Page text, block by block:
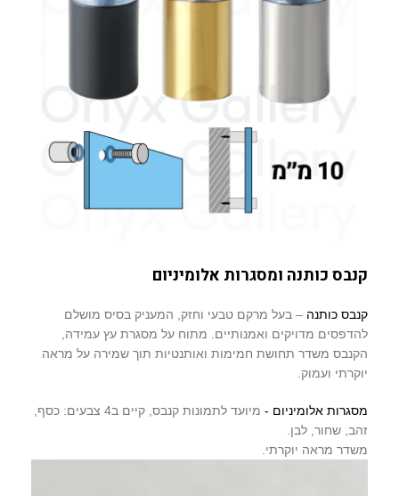
קנבס כותנה ומסגרות אלומיניום
קנבס כותנה – בעל מרקם טבעי וחזק, המעניק בסיס מושלם
להדפסים מדויקים ואמנותיים. מתוח על מסגרת עץ עמידה,
הקנבס משדר תחושת חמימות ואותנטיות תוך שמירה על מראה
יוקרתי ועמוק.
מסגרות אלומיניום -
מיועד לתמונות קנבס, קיים ב4 צבעים: כסף,
זהב, שחור, לבן.
משדר מראה יוקרתי.